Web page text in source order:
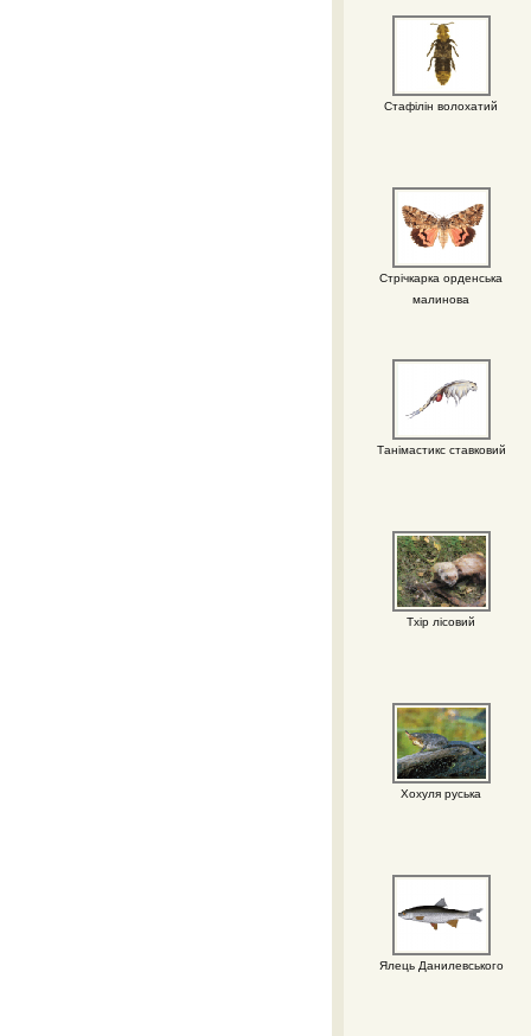
Стафілін волохатий
Стрічкарка орденська
малинова
Танімастикс ставковий
Тхір лісовий
Хохуля руська
Ялець Данилевського